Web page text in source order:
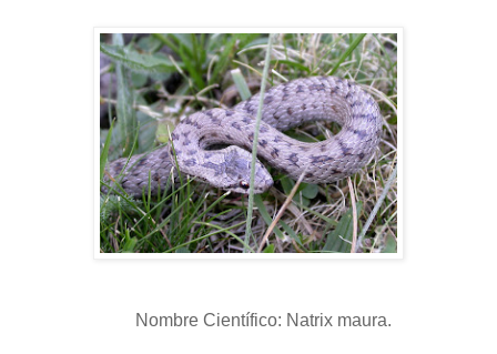
Nombre Científico: Natrix maura.